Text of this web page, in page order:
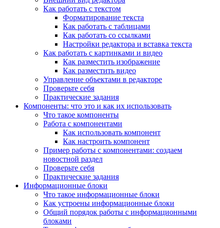
Как работать с текстом
Форматирование текста
Как работать с таблицами
Как работать со ссылками
Настройки редактора и вставка текста
Как работать с картинками и видео
Как разместить изображение
Как разместить видео
Управление объектами в редакторе
Проверьте себя
Практические задания
Компоненты: что это и как их использовать
Что такое компоненты
Работа с компонентами
Как использовать компонент
Как настроить компонент
Пример работы с компонентами: создаем
новостной раздел
Проверьте себя
Практические задания
Информационные блоки
Что такое информационные блоки
Как устроены информационные блоки
Общий порядок работы с информационными
блоками